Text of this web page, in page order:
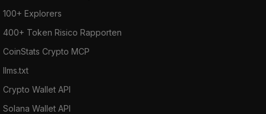
100+ Explorers
400+ Token Risico Rapporten
CoinStats Crypto MCP
llms.txt
Crypto Wallet API
Solana Wallet API